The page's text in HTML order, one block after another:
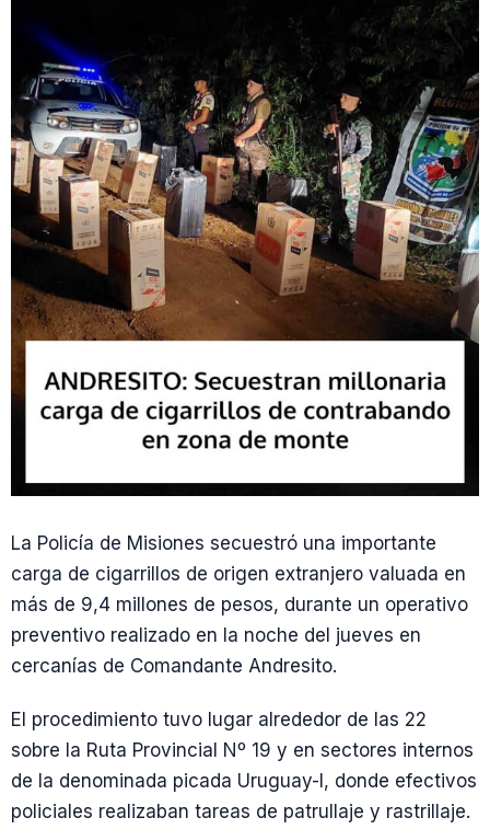
La Policía de Misiones secuestró una importante
carga de cigarrillos de origen extranjero valuada en
más de 9,4 millones de pesos, durante un operativo
preventivo realizado en la noche del jueves en
cercanías de Comandante Andresito.
El procedimiento tuvo lugar alrededor de las 22
sobre la Ruta Provincial Nº 19 y en sectores internos
de la denominada picada Uruguay-I, donde efectivos
policiales realizaban tareas de patrullaje y rastrillaje.